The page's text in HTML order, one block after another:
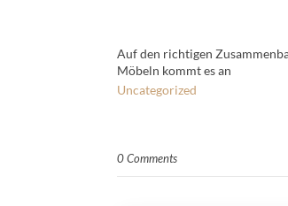
Auf den richtigen
Möbeln kommt es an
Uncategorized
0 Comments